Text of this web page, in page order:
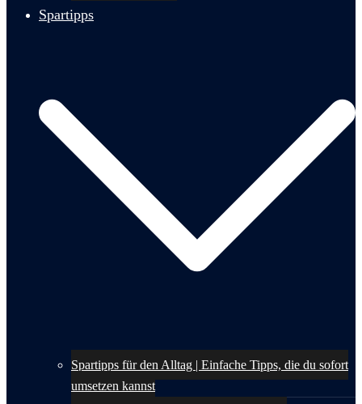
Spartipps
Spartipps für den Alltag | Einfache Tipps, die du sofort
umsetzen kannst